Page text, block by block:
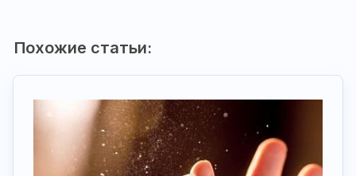
Похожие статьи: